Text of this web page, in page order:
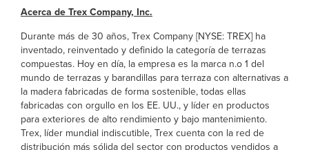
Acerca de Trex Company, Inc.
Durante más de 30 años, Trex Company [NYSE: TREX] ha
inventado, reinventado y definido la categoría de terrazas
compuestas. Hoy en día, la empresa es la marca n.o 1 del
mundo de terrazas y barandillas para terraza con alternativas a
la madera fabricadas de forma sostenible, todas ellas
fabricadas con orgullo en los EE. UU., y líder en productos
para exteriores de alto rendimiento y bajo mantenimiento.
Trex, líder mundial indiscutible, Trex cuenta con la red de
distribución más sólida del sector con productos vendidos a